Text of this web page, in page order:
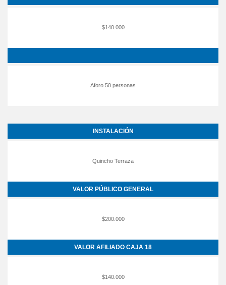
$140.000
Aforo 50 personas
INSTALACIÓN
Quincho Terraza
VALOR PÚBLICO GENERAL
$200.000
VALOR AFILIADO CAJA 18
$140.000